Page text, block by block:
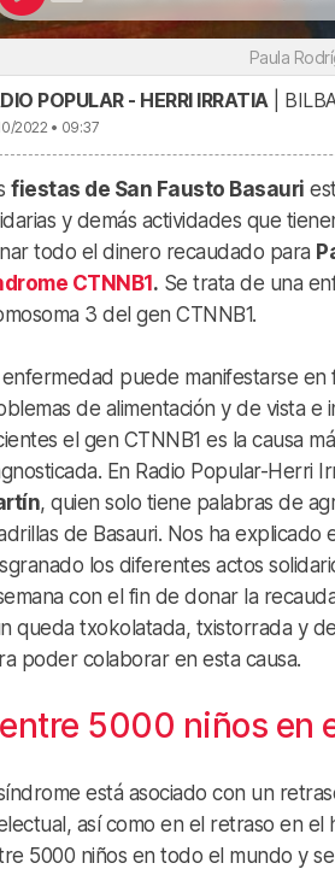
Paula
POPULAR - HERRI IRRATIA |
2022 • 09:37
fiestas de San Fausto Basauri
y demás actividades que
todo el dinero recaudado para
CTNNB1. Se trata de una
3 del gen CTNNB1.
puede manifestarse
de alimentación y de vista e
el gen CTNNB1 es la causa
En Radio Popular-Herri
, quien solo tiene palabras de
de Basauri. Nos ha
los diferentes actos
con el fin de donar la
queda txokolatada, txistorrada y
poder colaborar en esta causa.
5000 niños en
está asociado con un
así como en el retraso en el
5000 niños en todo el mundo y